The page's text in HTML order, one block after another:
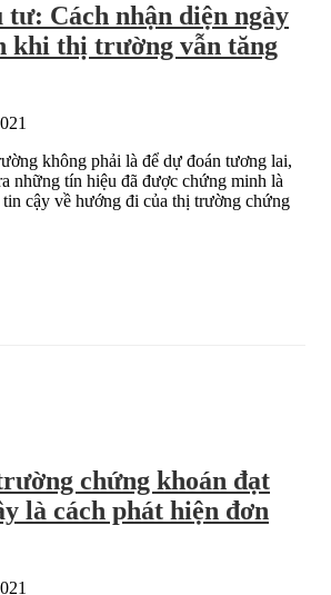
tư: Cách nhận diện ngày
khi thị trường vẫn tăng
không phải là để dự đoán tương lai,
những tín hiệu đã được chứng minh là
cậy về hướng đi của thị trường chứng
chứng khoán đạt
là cách phát hiện đơn